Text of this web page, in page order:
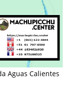
Aguas Calientes